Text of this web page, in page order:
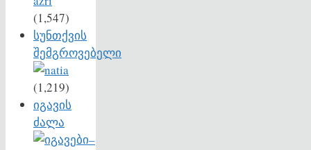
(1,547)
სუნთქვის
შემგროვებელი
(1,219)
იგავის
ძალა